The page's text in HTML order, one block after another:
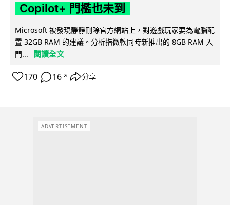
Copilot+ 門檻也未到
Microsoft 被發現靜靜刪除官方網站上，對遊戲玩家要為電腦配
置 32GB RAM 的建議。分析指微軟同時新推出的 8GB RAM 入
門...
閱讀全文
170 16 ↗ 分享
ADVERTISEMENT